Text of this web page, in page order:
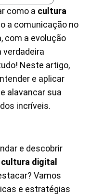
como a cultura
a comunicação no
com a evolução
verdadeira
Neste artigo,
e aplicar
alavancar sua
incríveis.
e descobrir
digital
Vamos
e estratégias